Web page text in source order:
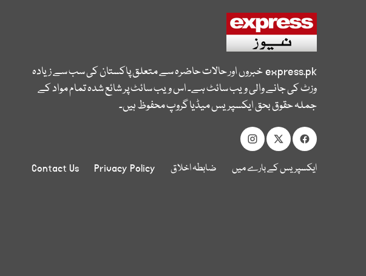
express.pkخبروں اور حالات حاضرہ سے متعلق پاکستان کی سب سے زیادہ
وزٹ کی جانے والی ویب سائٹ ہے۔ اس ویب سائٹ پر شائع شدہ تمام مواد کے
جملہ حقوق بحق ایکسپریس میڈیا گروپ محفوظ ہیں۔
ایکسپریس کے بارے میں ضابطہ اخلاق Privacy Policy
Contact Us